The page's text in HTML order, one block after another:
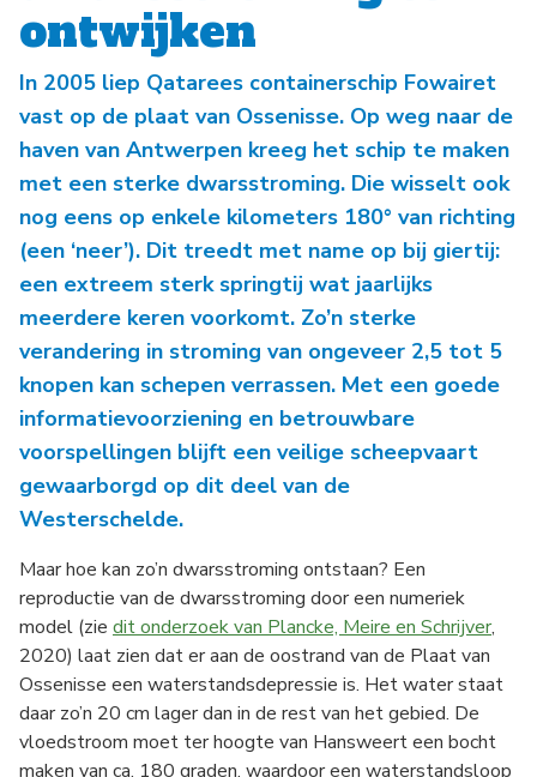
ontwijken
In 2005 liep Qatarees containerschip Fowairet
vast op de plaat van Ossenisse. Op weg naar de
haven van Antwerpen kreeg het schip te maken
met een sterke dwarsstroming. Die wisselt ook
nog eens op enkele kilometers 180° van richting
(een ‘neer’). Dit treedt met name op bij giertij:
een extreem sterk springtij wat jaarlijks
meerdere keren voorkomt. Zo’n sterke
verandering in stroming van ongeveer 2,5 tot 5
knopen kan schepen verrassen. Met een goede
informatievoorziening en betrouwbare
voorspellingen blijft een veilige scheepvaart
gewaarborgd op dit deel van de
Westerschelde.
Maar hoe kan zo’n dwarsstroming ontstaan? Een
reproductie van de dwarsstroming door een numeriek
model (zie dit onderzoek van Plancke, Meire en Schrijver,
2020) laat zien dat er aan de oostrand van de Plaat van
Ossenisse een waterstandsdepressie is. Het water staat
daar zo’n 20 cm lager dan in de rest van het gebied. De
vloedstroom moet ter hoogte van Hansweert een bocht
maken van ca. 180 graden, waardoor een waterstandsloop